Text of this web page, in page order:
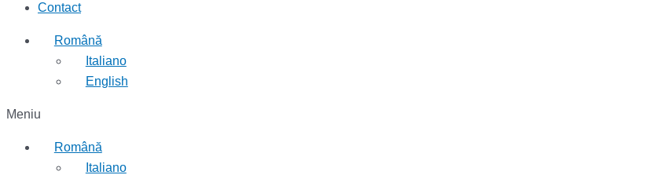
Contact
Română
Italiano
English
Meniu
Română
Italiano